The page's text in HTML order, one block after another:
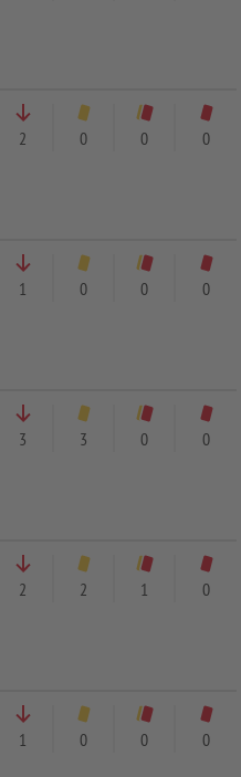
2 0 0 0
1 0 0 0
3 3 0 0
2 2 1 0
1 0 0 0